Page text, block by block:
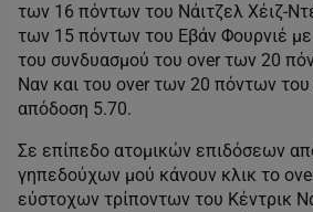
των 16 πόντων του Νάιτζελ Χέιζ-
των 15 πόντων του Εβάν Φουρνιέ
του συνδυασμού του over των 20
Ναν και του over των 20 πόντων
απόδοση 5.70.
Σε επίπεδο ατομικών επιδόσεων
γηπεδούχων μού κάνουν κλικ το
εύστοχων τρίποντων του Κέντρικ